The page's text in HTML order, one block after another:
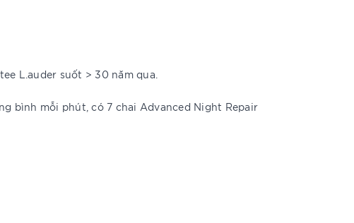
L.auder suốt > 30 năm qua.
bình mỗi phút, có 7 chai Advanced Night Repair